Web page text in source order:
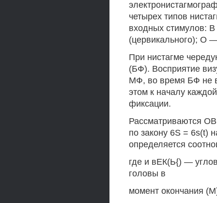
четырех типов
входных стимулов:
(цервикального); О —
При нистагме
(БФ). Восприятие
МФ, во время БФ не
этом к началу
фиксации.
Рассматриваются
по закону 6S = 6s(t)
определяется
где и вЕК(Ь{) —
головы в
момент окончания